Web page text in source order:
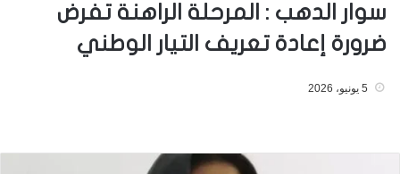
سوار الدهب : المرحلة الراهنة تفرض
ضرورة إعادة تعريف التيار الوطني
5 يونيو، 2026